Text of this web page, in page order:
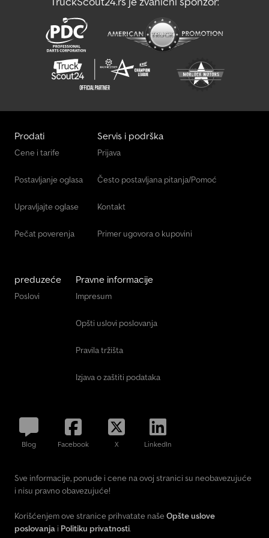
Prodati
Cene i tarife
Postavljanje oglasa
Upravljajte oglase
Pečat poverenja
Servis i podrška
Prijava
Često postavljana pitanja/Pomoć
Kontakt
Primer ugovora o kupovini
preduzeće
Poslovi
Pravne informacije
Impresum
Opšti uslovi poslovanja
Pravila tržišta
Izjava o zaštiti podataka
Blog Facebook X LinkedIn
Sve informacije, ponude i cene na ovoj stranici su neobavezujuće
i nisu pravno obavezujuće!
Korišćenjem ove stranice prihvatate naše Opšte uslove
poslovanja i Politiku privatnosti.